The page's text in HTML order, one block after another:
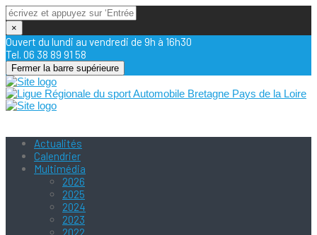
×
Ouvert du lundi au vendredi de 9h à 16h30
Tel. 06 38 89 91 58
Fermer la barre supérieure
Actualités
Calendrier
Multimédia
2026
2025
2024
2023
2022